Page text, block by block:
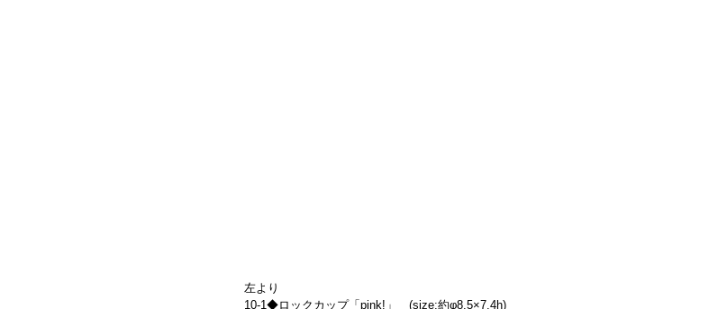
左より
10-1◆ロックカップ「pink!」　(size:約φ8.5×7.4h)